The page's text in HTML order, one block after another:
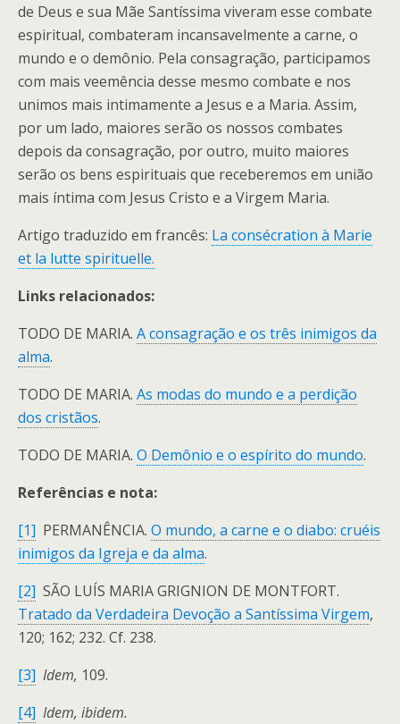
de Deus e sua Mãe Santíssima viveram esse combate
espiritual, combateram incansavelmente a carne, o
mundo e o demônio. Pela consagração, participamos
com mais veemência desse mesmo combate e nos
unimos mais intimamente a Jesus e a Maria. Assim,
por um lado, maiores serão os nossos combates
depois da consagração, por outro, muito maiores
serão os bens espirituais que receberemos em união
mais íntima com Jesus Cristo e a Virgem Maria.
Artigo traduzido em francês: La consécration à Marie
et la lutte spirituelle.
Links relacionados:
TODO DE MARIA. A consagração e os três inimigos da
alma.
TODO DE MARIA. As modas do mundo e a perdição
dos cristãos.
TODO DE MARIA. O Demônio e o espírito do mundo.
Referências e nota:
[1] PERMANÊNCIA. O mundo, a carne e o diabo: cruéis
inimigos da Igreja e da alma.
[2] SÃO LUÍS MARIA GRIGNION DE MONTFORT.
Tratado da Verdadeira Devoção a Santíssima Virgem,
120; 162; 232. Cf. 238.
[3] Idem, 109.
[4] Idem, ibidem.